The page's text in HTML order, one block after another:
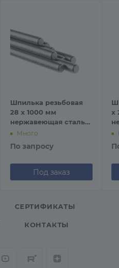
Шпилька резьбовая
28 х 1000 мм
нержавеющая сталь
А2 DIN 975
Много
По запросу
Под заказ
х
СЕРТИФИКАТЫ
КОНТАКТЫ